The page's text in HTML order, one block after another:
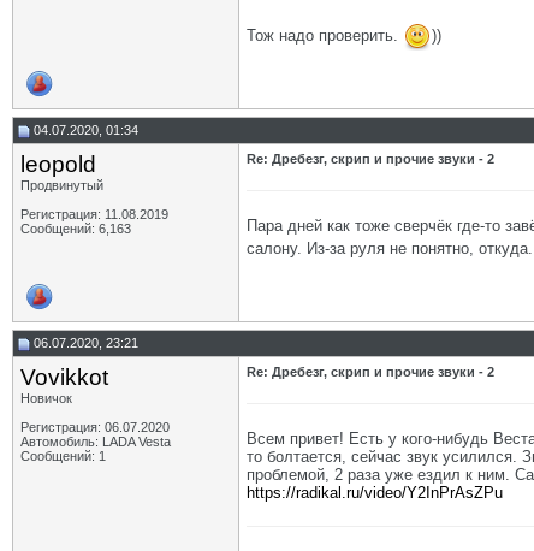
Тож надо проверить. ))
04.07.2020, 01:34
leopold
Продвинутый
Регистрация: 11.08.2019
Сообщений: 6,163
Re: Дребезг, скрип и прочие звуки - 2
Пара дней как тоже сверчёк где-то
салону. Из-за руля не понятно,
06.07.2020, 23:21
Vovikkot
Новичок
Регистрация: 06.07.2020
Автомобиль: LADA Vesta
Сообщений: 1
Re: Дребезг, скрип и прочие звуки - 2
Всем привет! Есть у кого-нибудь
то болтается, сейчас звук усилился.
проблемой, 2 раза уже ездил к ним.
https://radikal.ru/video/Y2InPrAsZPu